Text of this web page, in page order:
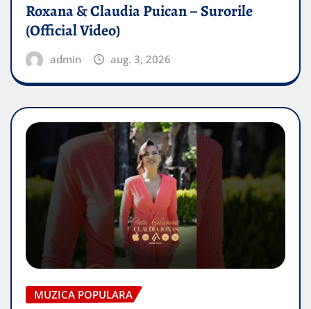
Roxana & Claudia Puican – Surorile
(Official Video)
admin aug. 3, 2026
MUZICA POPULARA